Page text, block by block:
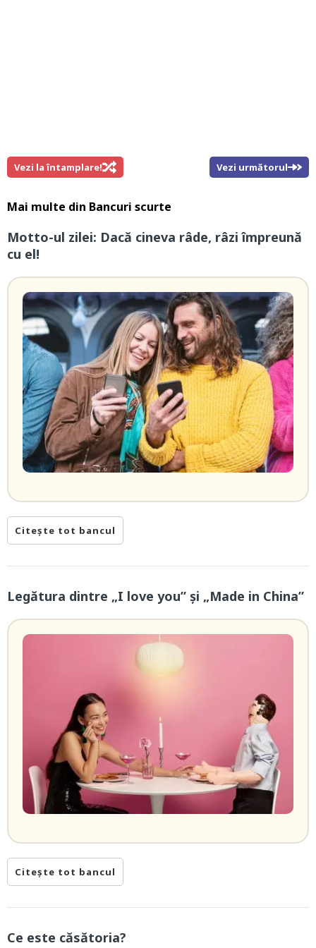
Vezi la întamplare! Vezi următorul
Mai multe din Bancuri scurte
Motto-ul zilei: Dacă cineva râde, râzi împreună
cu el!
Citește tot bancul
Legătura dintre „I love you” și „Made in China”
Citește tot bancul
Ce este căsătoria?